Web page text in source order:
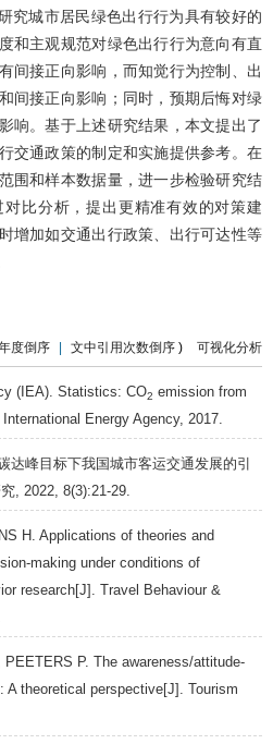
究城市居民绿色出行行为具有较好的
和主观规范对绿色出行行为意向有直
间接正向影响，而知觉行为控制、出
间接正向影响；同时，预期后悔对绿
响。基于上述研究结果，本文提出了
交通政策的制定和实施提供参考。在
围和样本数据量，进一步检验研究结
比分析，提出更精准有效的对策建
增加如交通出行政策、出行可达性等
度倒序 文中引用次数倒序 ) 可视化分析
(IEA). Statistics: CO2 emission from
International Energy Agency, 2017.
峰目标下我国城市客运交通发展的引
, 2022, 8(3):21-29.
H . Applications of theories and
making under conditions of
research[J]. Travel Behaviour &
PEETERS P. The awareness/attitude‐
A theoretical perspective[J]. Tourism